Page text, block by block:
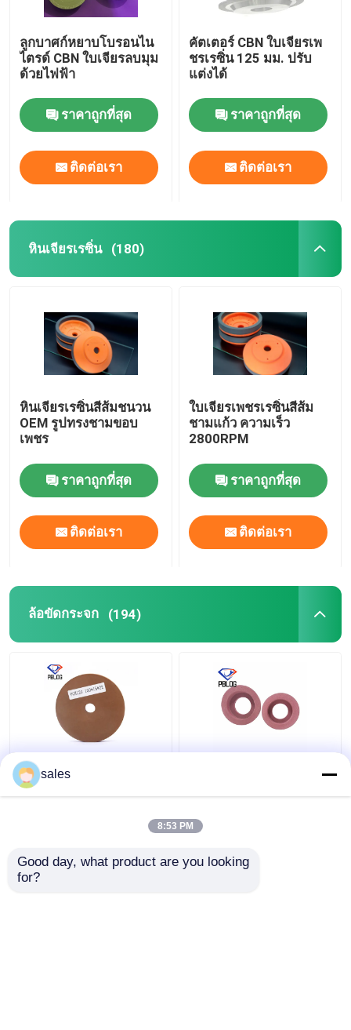
ลูกบาศก์หยาบโบรอนไน
ไตรด์ CBN ใบเจียรลบมุม
ด้วยไฟฟ้า
ราคาถูกที่สุด
ติดต่อเรา
คัตเตอร์ CBN ใบเจียรเพ
ชรเรซิ่น 125 มม. ปรับ
แต่งได้
ราคาถูกที่สุด
ติดต่อเรา
หินเจียรเรซิ่น (180)
หินเจียรเรซิ่นสีส้มชนวน
OEM รูปทรงชามขอบ
เพชร
ราคาถูกที่สุด
ติดต่อเรา
ใบเจียรเพชรเรซิ่นสีส้ม
ชามแก้ว ความเร็ว
2800RPM
ราคาถูกที่สุด
ติดต่อเรา
ล้อขัดกระจก (194)
อุปกรณ์ต่อพ่วง BK
Artifex ล้อขัดแก้วขนาน
sales
8:53 PM
Good day, what product are you looking
for?